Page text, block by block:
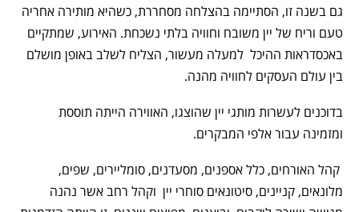
גם בשנה זו, הסתיימה בהצלחה מסחררת, כשהיא מותירה אחריה
טעם וריח של יין משובח וחוויה בלתי נשכחת. האירוע, שמתקיים
באכסדראות ההיכל למעלה מעשור, הצליח לשלב באופן מושלם
בין עולם העסקים לחוויה מהנה.
בדוכנים לעשרות מותגי יין שהוצגו, האווירה הייתה תוססת
ומזמינה עבור אלפי המבקרים.
קהל האורחים, כלל אספנים, מסעדנים, סומליירים, שפים,
מלונאים, קניינים, סיטונאים סוחרי יין וקהל רחב אשר נהנה